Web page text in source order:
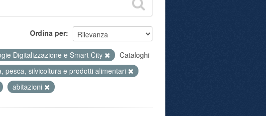
Ordina per
Digitalizzazione e Smart City
Cataloghi
pesca, silvicoltura e prodotti alimentari
abitazioni